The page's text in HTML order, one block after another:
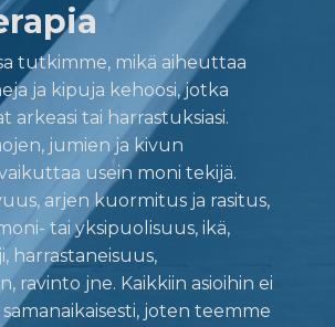
tutkimme, mikä aiheuttaa
ja kipuja kehoosi, jotka
arkeasi tai harrastuksiasi.
jumien ja kivun
usein moni tekijä.
arjen kuormitus ja rasitus,
tai yksipuolisuus, ikä,
harrastaneisuus,
ravinto jne. Kaikkiin asioihin ei
joten teemme